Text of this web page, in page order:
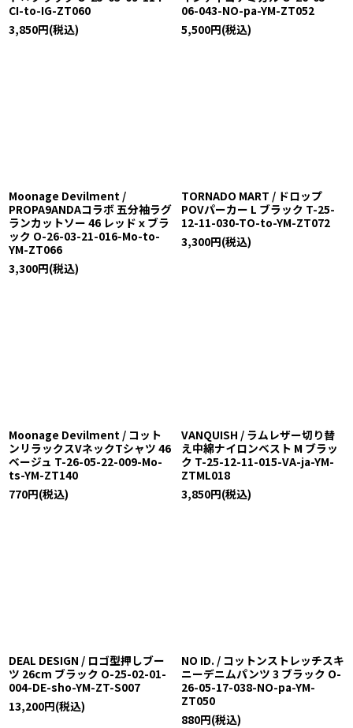
CI-to-IG-ZT060
3,850円(税込)
06-043-NO-pa-YM-ZT052
5,500円(税込)
Moonage Devilment /
PROPA9ANDAコラボ 五分袖ラグ
ランカットソー 46 レッドｘブラ
ック O-26-03-21-016-Mo-to-
YM-ZT066
3,300円(税込)
TORNADO MART / ドロップ
POVパーカー L ブラック T-25-
12-11-030-TO-to-YM-ZT072
3,300円(税込)
Moonage Devilment / コット
ンリラックスVネックTシャツ 46
ベージュ T-26-05-22-009-Mo-
ts-YM-ZT140
770円(税込)
VANQUISH / ラムレザー切り替
え中綿ナイロンベスト M ブラッ
ク T-25-12-11-015-VA-ja-YM-
ZTML018
3,850円(税込)
DEAL DESIGN / ロゴ型押しブー
ツ 26cm ブラック O-25-02-01-
004-DE-sho-YM-ZT-S007
13,200円(税込)
NO ID. / コットンストレッチスキ
ニーデニムパンツ 3 ブラック O-
26-05-17-038-NO-pa-YM-
ZT050
880円(税込)